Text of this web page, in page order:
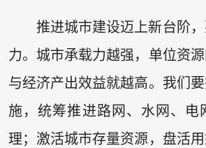
推进城市建设迈上新台阶
力。城市承载力越强，单位资
与经济产出效益就越高。我们
施，统筹推进路网、水网、电
理；激活城市存量资源，盘活